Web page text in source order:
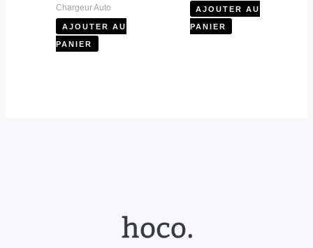
Chargeur Auto
AJOUTER AU
PANIER
AJOUTER AU
PANIER